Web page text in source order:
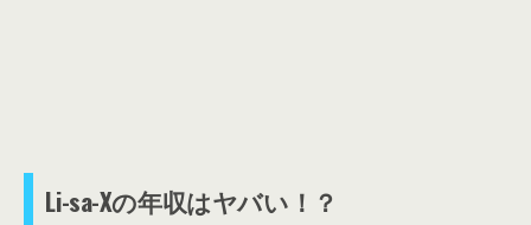
Li-sa-Xの年収はヤバい！？